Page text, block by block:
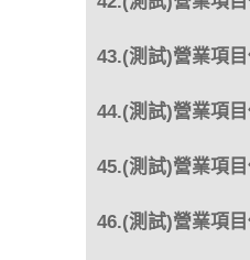
43.(測試)營業項
44.(測試)營業項
45.(測試)營業項
46.(測試)營業項